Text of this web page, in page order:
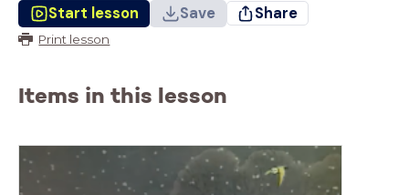
Start lesson Save Share
Print lesson
Items in this lesson